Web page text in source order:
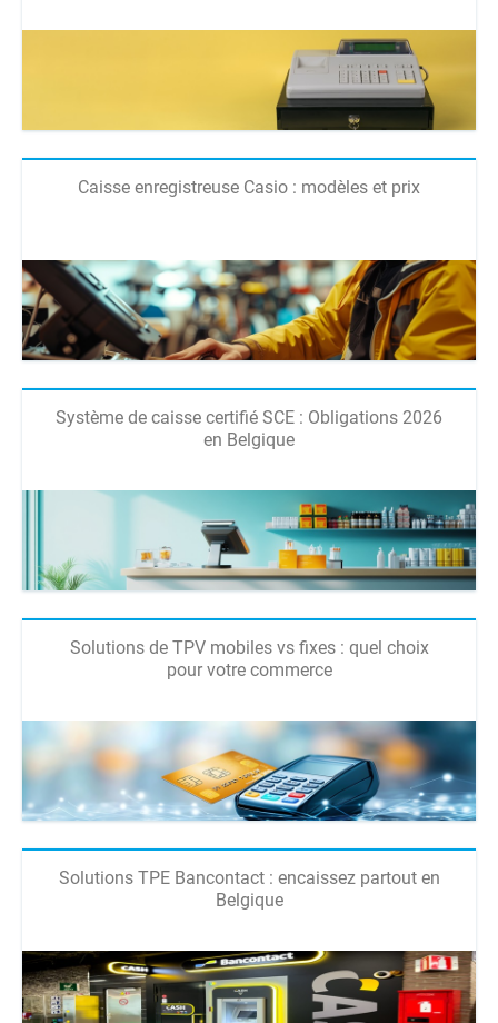
Caisse enregistreuse Casio : modèles et prix
Système de caisse certifié SCE : Obligations 2026
en Belgique
Solutions de TPV mobiles vs fixes : quel choix
pour votre commerce
Solutions TPE Bancontact : encaissez partout en
Belgique